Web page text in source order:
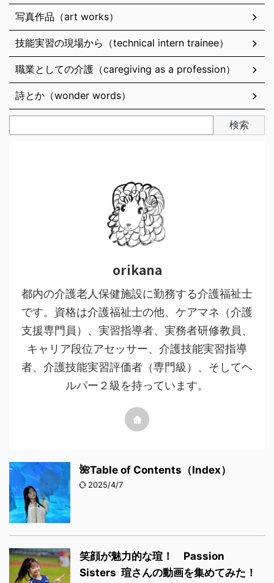
写真作品（art works）
技能実習の現場から（technical intern trainee）
職業としての介護（caregiving as a profession）
詩とか（wonder words）
検索
orikana
都内の介護老人保健施設に勤務する介護福祉士
です。資格は介護福祉士の他、ケアマネ（介護
支援専門員）、実習指導者、実務者研修教員、
キャリア段位アセッサー、介護技能実習指導
者、介護技能実習評価者（専門級）、そしてヘ
ルパー２級を持っています。
🌺Table of Contents（Index）
2025/4/7
笑顔が魅力的な瑄！ Passion
Sisters 瑄さんの動画を集めてみた！